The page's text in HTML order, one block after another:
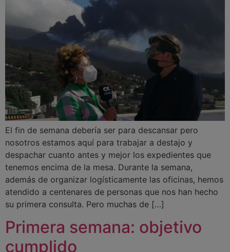
El fin de semana debería ser para descansar pero
nosotros estamos aquí para trabajar a destajo y
despachar cuanto antes y mejor los expedientes que
tenemos encima de la mesa. Durante la semana,
además de organizar logísticamente las oficinas, hemos
atendido a centenares de personas que nos han hecho
su primera consulta. Pero muchas de […]
Primera semana: objetivo
cumplido